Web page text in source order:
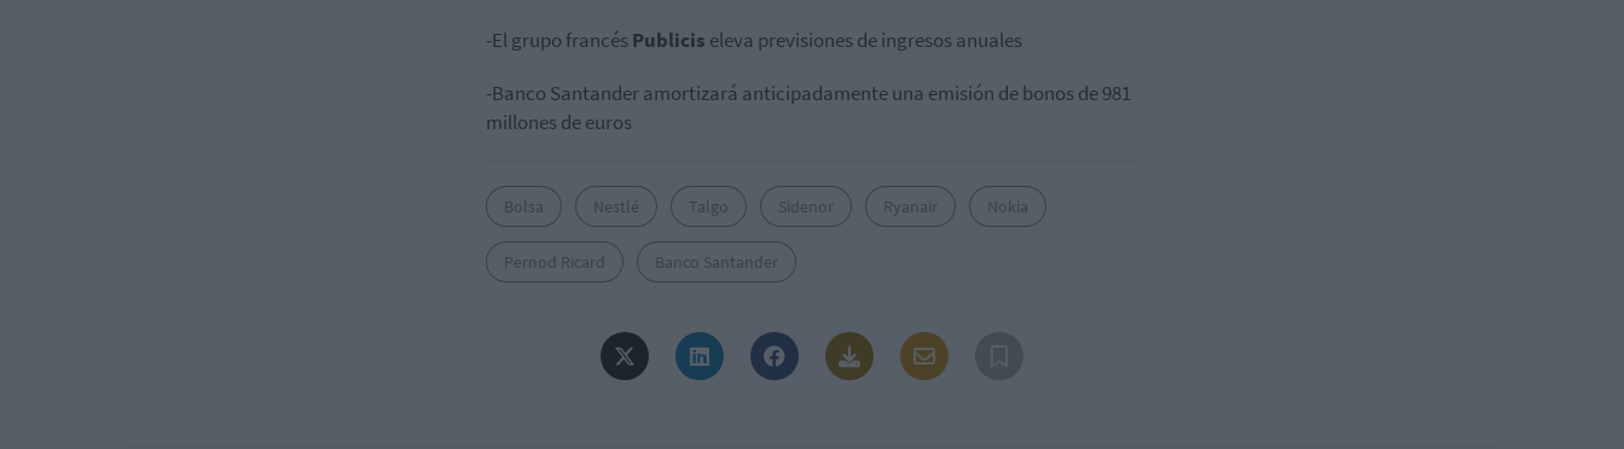
-El grupo francésPublicis eleva previsiones de ingresos anuales
-Banco Santander amortizará anticipadamente una emisión de bonos de 981
millones de euros
Bolsa Nestlé Talgo Sidenor Ryanair Nokia
Pernod Ricard Banco Santander